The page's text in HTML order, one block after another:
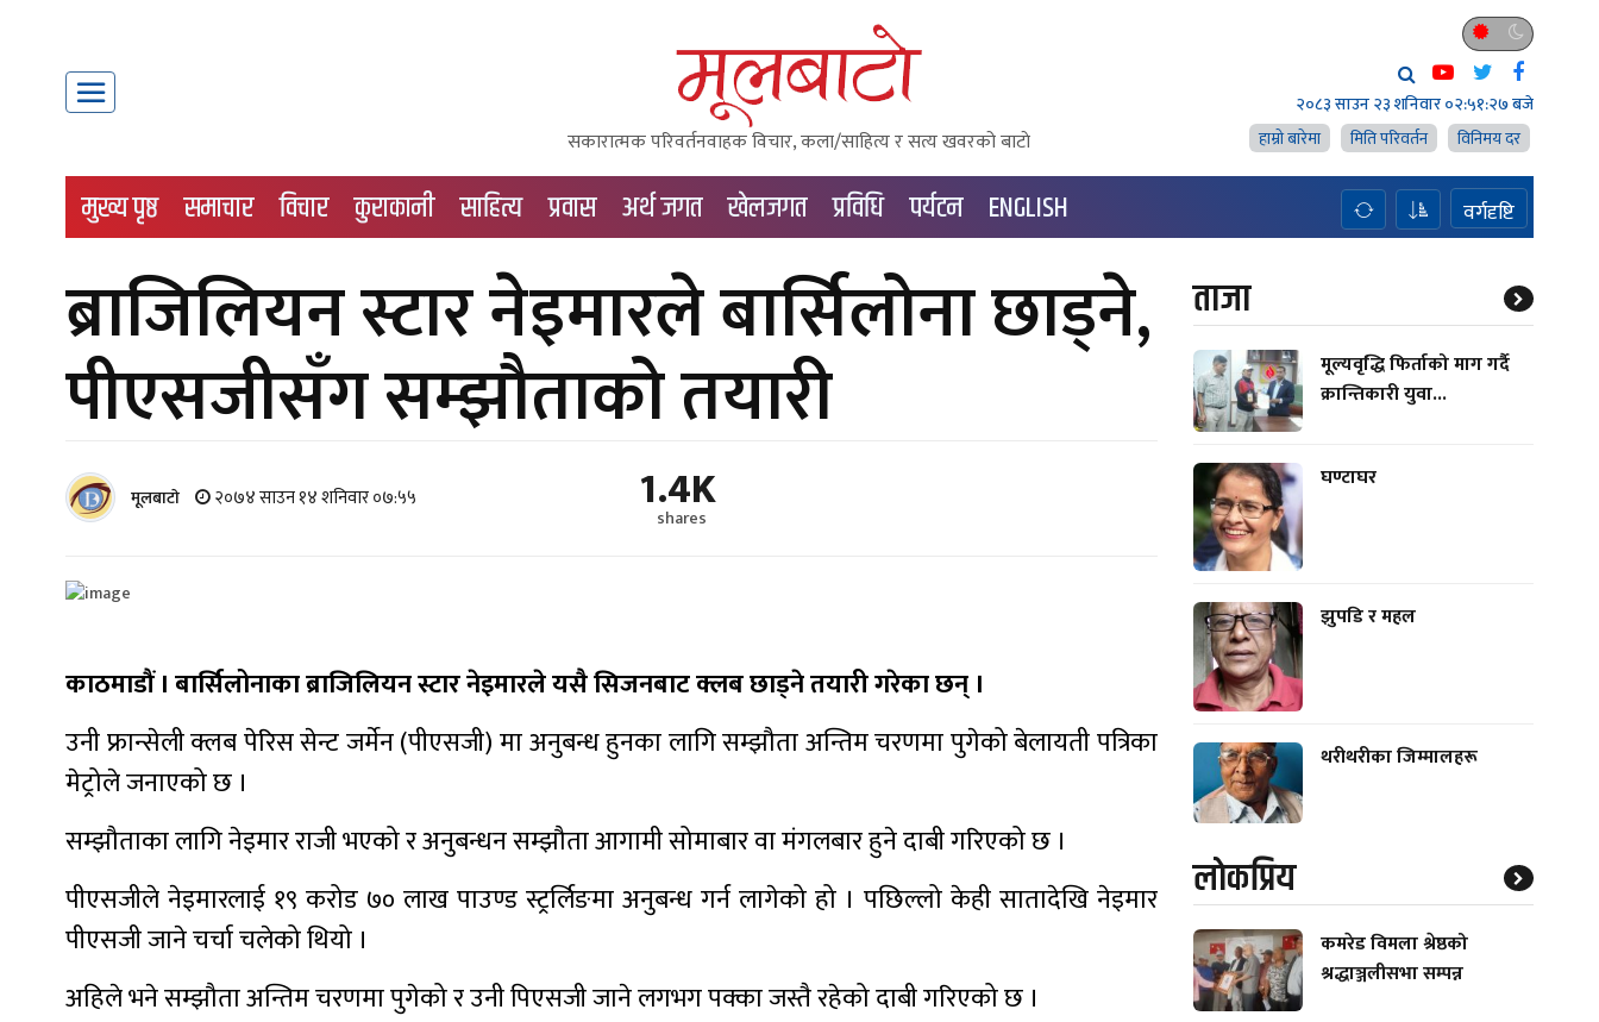
सकारात्मक परिवर्तनवाहक विचार, कला/साहित्य र सत्य खवरको बाटाे
२०८३ साउन २३ शनिवार०२:५१:२८ बजे
हाम्राे बारेमा
मिति परिवर्तन विनिमय दर
मुख्य पृष्ठ समाचार विचार कुराकानी साहित्य प्रवास अर्थ जगत खेलजगत प्रविधि पर्यटन ENGLISH वर्गदृष्टि
ब्राजिलियन स्टार नेइमारले बार्सिलोना छाड्ने,
पीएसजीसँग सम्झौताको तयारी
मूलबाटाे २०७४ साउन १४ शनिवार ०७:५५ 1.4K
shares
काठमाडौं । बार्सिलोनाका ब्राजिलियन स्टार नेइमारले यसै सिजनबाट क्लब छाड्ने तयारी गरेका छन् ।
उनी फ्रान्सेली क्लब पेरिस सेन्ट जर्मेन (पीएसजी) मा अनुबन्ध हुनका लागि सम्झौता अन्तिम चरणमा पुगेको बेलायती पत्रिका
मेट्रोले जनाएको छ ।
सम्झौताका लागि नेइमार राजी भएको र अनुबन्धन सम्झौता आगामी सोमाबार वा मंगलबार हुने दाबी गरिएको छ ।
पीएसजीले नेइमारलाई १९ करोड ७० लाख पाउण्ड स्ट्रर्लिङमा अनुबन्ध गर्न लागेको हो । पछिल्लो केही सातादेखि नेइमार
पीएसजी जाने चर्चा चलेको थियो ।
अहिले भने सम्झौता अन्तिम चरणमा पुगेको र उनी पिएसजी जाने लगभग पक्का जस्तै रहेको दाबी गरिएको छ ।
ताजा
मूल्यवृद्धि फिर्ताको माग गर्दै
क्रान्तिकारी युवा...
घण्टाघर
झुपडि र महल
थरीथरीका जिम्मालहरू
लाेकप्रिय
कमरेड विमला श्रेष्ठको
श्रद्धाञ्जलीसभा सम्पन्न